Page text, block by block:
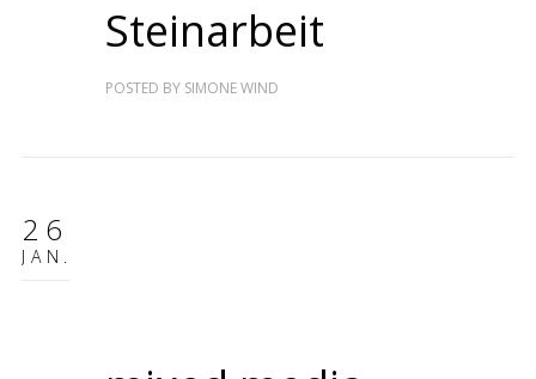
Steinarbeit
POSTED BY SIMONE WIND
26
JAN.